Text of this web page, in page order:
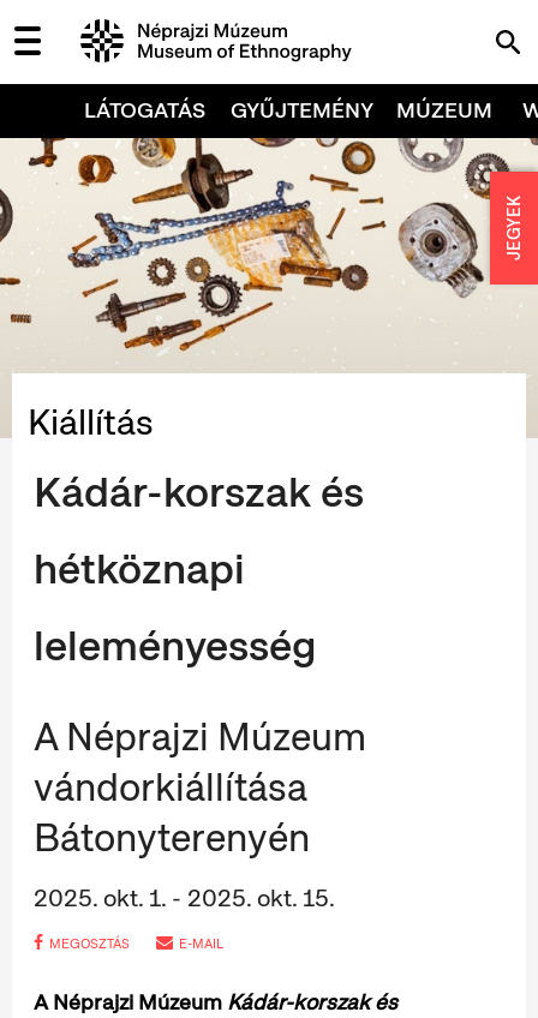
LÁTOGATÁS GYŰJTEMÉNY MÚZEUM
Kiállítás
Kádár-korszak és
hétköznapi
leleményesség
A Néprajzi Múzeum
vándorkiállítása
Bátonyterenyén
2025. okt. 1. - 2025. okt. 15.
MEGOSZTÁS E-MAIL
A Néprajzi Múzeum Kádár-korszak és
JEGYEK